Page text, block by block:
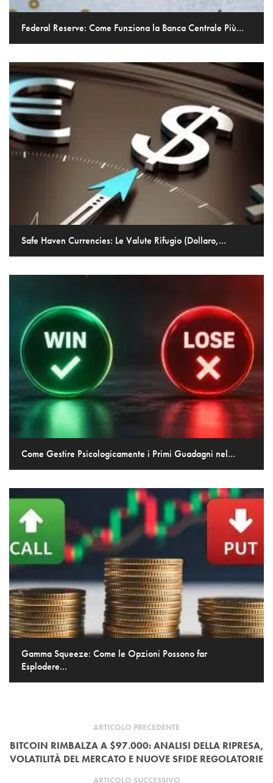
Federal Reserve: Come Funziona la Banca Centrale Più...
Safe Haven Currencies: Le Valute Rifugio (Dollaro,...
Come Gestire Psicologicamente i Primi Guadagni nel...
Gamma Squeeze: Come le Opzioni Possono far
Esplodere...
ARTICOLO PRECEDENTE
BITCOIN RIMBALZA A $97.000: ANALISI DELLA RIPRESA,
VOLATILITÀ DEL MERCATO E NUOVE SFIDE REGOLATORIE
ARTICOLO SUCCESSIVO